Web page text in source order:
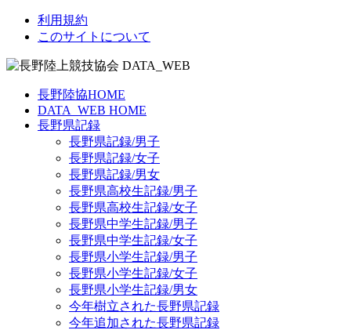
利用規約
このサイトについて
長野陸協HOME
DATA_WEB HOME
長野県記録
長野県記録/男子
長野県記録/女子
長野県記録/男女
長野県高校生記録/男子
長野県高校生記録/女子
長野県中学生記録/男子
長野県中学生記録/女子
長野県小学生記録/男子
長野県小学生記録/女子
長野県小学生記録/男女
今年樹立された長野県記録
今年追加された長野県記録